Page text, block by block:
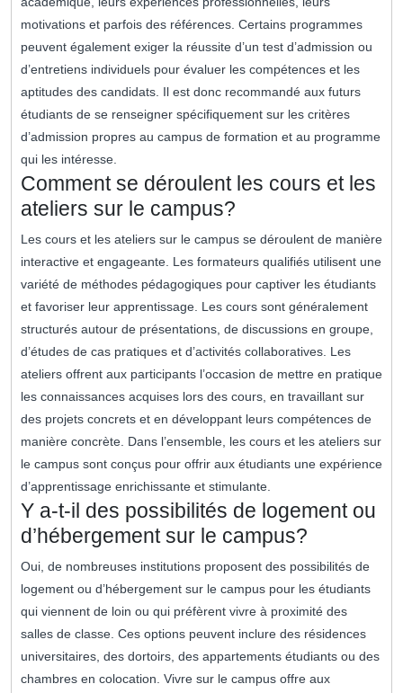
motivations et parfois des références. Certains programmes
peuvent également exiger la réussite d’un test d’admission ou
d’entretiens individuels pour évaluer les compétences et les
aptitudes des candidats. Il est donc recommandé aux futurs
étudiants de se renseigner spécifiquement sur les critères
d’admission propres au campus de formation et au programme
qui les intéresse.
Comment se déroulent les cours et les
ateliers sur le campus?
Les cours et les ateliers sur le campus se déroulent de manière
interactive et engageante. Les formateurs qualifiés utilisent une
variété de méthodes pédagogiques pour captiver les étudiants
et favoriser leur apprentissage. Les cours sont généralement
structurés autour de présentations, de discussions en groupe,
d’études de cas pratiques et d’activités collaboratives. Les
ateliers offrent aux participants l’occasion de mettre en pratique
les connaissances acquises lors des cours, en travaillant sur
des projets concrets et en développant leurs compétences de
manière concrète. Dans l’ensemble, les cours et les ateliers sur
le campus sont conçus pour offrir aux étudiants une expérience
d’apprentissage enrichissante et stimulante.
Y a-t-il des possibilités de logement ou
d’hébergement sur le campus?
Oui, de nombreuses institutions proposent des possibilités de
logement ou d’hébergement sur le campus pour les étudiants
qui viennent de loin ou qui préfèrent vivre à proximité des
salles de classe. Ces options peuvent inclure des résidences
universitaires, des dortoirs, des appartements étudiants ou des
chambres en colocation. Vivre sur le campus offre aux